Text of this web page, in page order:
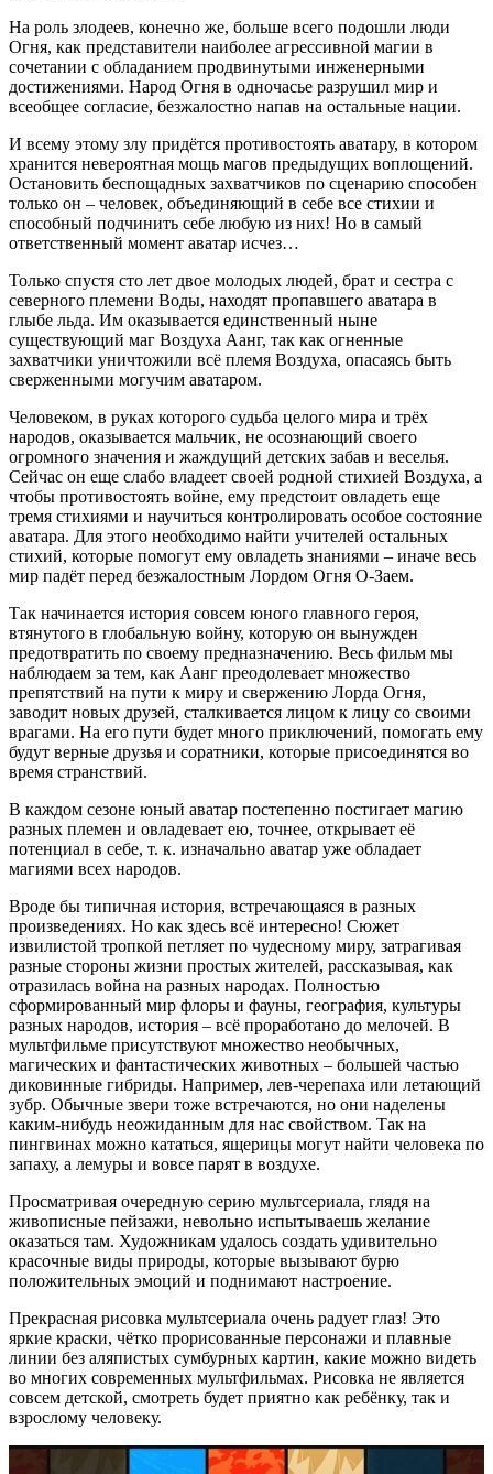
На роль злодеев, конечно же, больше всего подошли люди
Огня, как представители наиболее агрессивной магии в
сочетании с обладанием продвинутыми инженерными
достижениями. Народ Огня в одночасье разрушил мир и
всеобщее согласие, безжалостно напав на остальные нации.
И всему этому злу придётся противостоять аватару, в котором
хранится невероятная мощь магов предыдущих воплощений.
Остановить беспощадных захватчиков по сценарию способен
только он – человек, объединяющий в себе все стихии и
способный подчинить себе любую из них! Но в самый
ответственный момент аватар исчез…
Только спустя сто лет двое молодых людей, брат и сестра с
северного племени Воды, находят пропавшего аватара в
глыбе льда. Им оказывается единственный ныне
существующий маг Воздуха Аанг, так как огненные
захватчики уничтожили всё племя Воздуха, опасаясь быть
сверженными могучим аватаром.
Человеком, в руках которого судьба целого мира и трёх
народов, оказывается мальчик, не осознающий своего
огромного значения и жаждущий детских забав и веселья.
Сейчас он еще слабо владеет своей родной стихией Воздуха, а
чтобы противостоять войне, ему предстоит овладеть еще
тремя стихиями и научиться контролировать особое состояние
аватара. Для этого необходимо найти учителей остальных
стихий, которые помогут ему овладеть знаниями – иначе весь
мир падёт перед безжалостным Лордом Огня О-Заем.
Так начинается история совсем юного главного героя,
втянутого в глобальную войну, которую он вынужден
предотвратить по своему предназначению. Весь фильм мы
наблюдаем за тем, как Аанг преодолевает множество
препятствий на пути к миру и свержению Лорда Огня,
заводит новых друзей, сталкивается лицом к лицу со своими
врагами. На его пути будет много приключений, помогать ему
будут верные друзья и соратники, которые присоединятся во
время странствий.
В каждом сезоне юный аватар постепенно постигает магию
разных племен и овладевает ею, точнее, открывает её
потенциал в себе, т. к. изначально аватар уже обладает
магиями всех народов.
Вроде бы типичная история, встречающаяся в разных
произведениях. Но как здесь всё интересно! Сюжет
извилистой тропкой петляет по чудесному миру, затрагивая
разные стороны жизни простых жителей, рассказывая, как
отразилась война на разных народах. Полностью
сформированный мир флоры и фауны, география, культуры
разных народов, история – всё проработано до мелочей. В
мультфильме присутствуют множество необычных,
магических и фантастических животных – большей частью
диковинные гибриды. Например, лев-черепаха или летающий
зубр. Обычные звери тоже встречаются, но они наделены
каким-нибудь неожиданным для нас свойством. Так на
пингвинах можно кататься, ящерицы могут найти человека по
запаху, а лемуры и вовсе парят в воздухе.
Просматривая очередную серию мультсериала, глядя на
живописные пейзажи, невольно испытываешь желание
оказаться там. Художникам удалось создать удивительно
красочные виды природы, которые вызывают бурю
положительных эмоций и поднимают настроение.
Прекрасная рисовка мультсериала очень радует глаз! Это
яркие краски, чётко прорисованные персонажи и плавные
линии без аляпистых сумбурных картин, какие можно видеть
во многих современных мультфильмах. Рисовка не является
совсем детской, смотреть будет приятно как ребёнку, так и
взрослому человеку.